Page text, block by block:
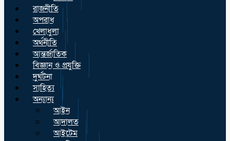
রাজনীতি
অপরাধ
খেলাধুলা
অর্থনীতি
আন্তর্জাতিক
বিজ্ঞান ও প্রযুক্তি
দুর্ঘটনা
সাহিত্য
অন্যান্য
আইন
আদালত
আইটেম